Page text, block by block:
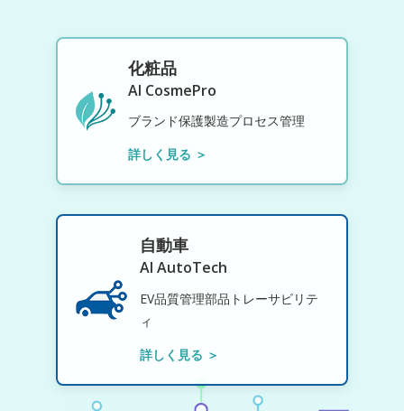
化粧品
AI CosmePro
ブランド保護製造プロセス管理
詳しく見る ＞
自動車
AI AutoTech
EV品質管理部品トレーサビリテ
ィ
詳しく見る ＞